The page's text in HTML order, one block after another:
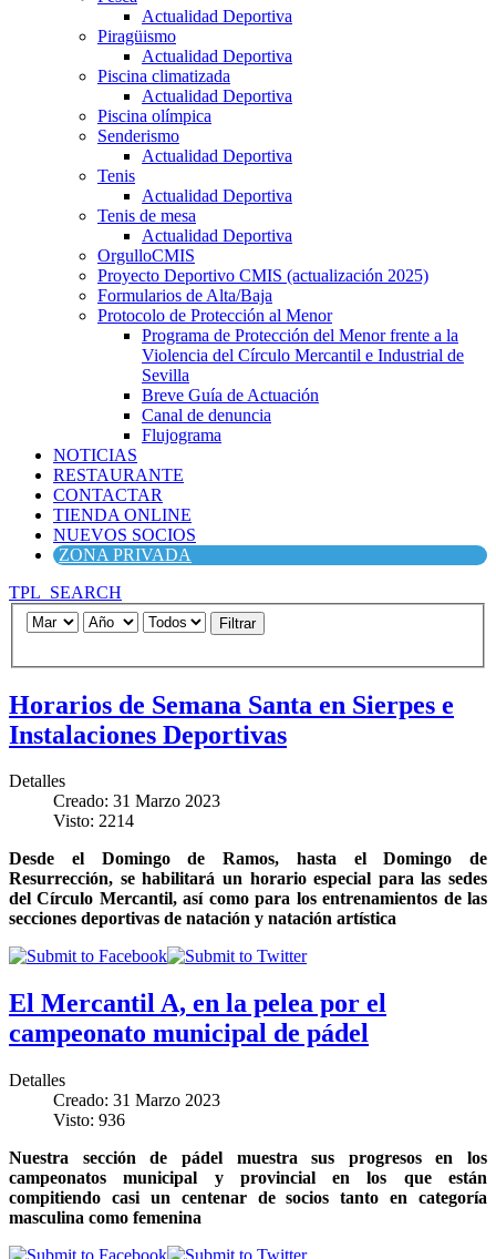
Actualidad Deportiva
Piragüismo
Actualidad Deportiva
Piscina climatizada
Actualidad Deportiva
Piscina olímpica
Senderismo
Actualidad Deportiva
Tenis
Actualidad Deportiva
Tenis de mesa
Actualidad Deportiva
OrgulloCMIS
Proyecto Deportivo CMIS (actualización 2025)
Formularios de Alta/Baja
Protocolo de Protección al Menor
Programa de Protección del Menor frente a la
Violencia del Círculo Mercantil e Industrial de
Sevilla
Breve Guía de Actuación
Canal de denuncia
Flujograma
NOTICIAS
RESTAURANTE
CONTACTAR
TIENDA ONLINE
NUEVOS SOCIOS
ZONA PRIVADA
TPL_SEARCH
Filtrar
Horarios de Semana Santa en Sierpes e
Instalaciones Deportivas
Detalles
Creado: 31 Marzo 2023
Visto: 2214
Desde el Domingo de Ramos, hasta el Domingo de
Resurrección, se habilitará un horario especial para las sedes
del Círculo Mercantil, así como para los entrenamientos de las
secciones deportivas de natación y natación artística
El Mercantil A, en la pelea por el
campeonato municipal de pádel
Detalles
Creado: 31 Marzo 2023
Visto: 936
Nuestra sección de pádel muestra sus progresos en los
campeonatos municipal y provincial en los que están
compitiendo casi un centenar de socios tanto en categoría
masculina como femenina